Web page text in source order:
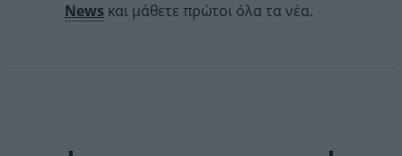
News και μάθετε πρώτοι όλα τα νέα.